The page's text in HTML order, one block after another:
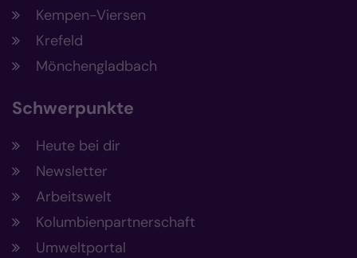
Kempen-Viersen
Krefeld
Mönchengladbach
Schwerpunkte
Heute bei dir
Newsletter
Arbeitswelt
Kolumbienpartnerschaft
Umweltportal